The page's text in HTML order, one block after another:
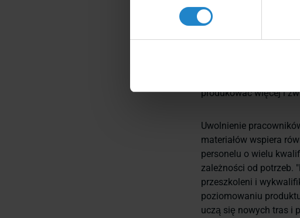
Firma Honeywell
skracają czas pchania
kwalifikacje w celu
MiR, któremu chcemy
Ward. "Chcieliśmy,
roboty MiR na
produkować więcej i
Uwolnienie
materiałów wspiera
personelu o wielu
zależności od potrzeb.
przeszkoleni i
poziomowaniu
uczą się nowych tras i